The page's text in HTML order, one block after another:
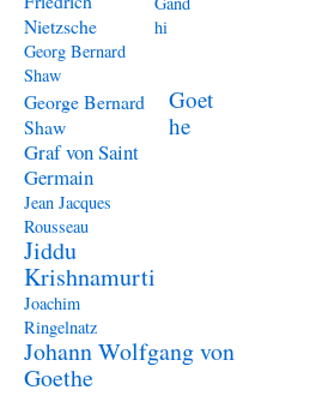
Nietzsche
hi
Georg Bernard
Shaw
George Bernard
Shaw
Goet
he
Graf von Saint
Germain
Jean Jacques
Rousseau
Jiddu
Krishnamurti
Joachim
Ringelnatz
Johann Wolfgang von
Goethe